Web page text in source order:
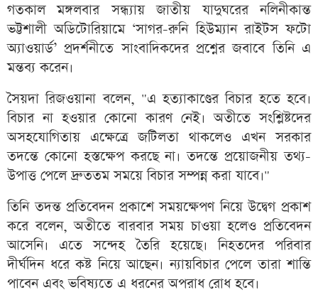
গতকাল মঙ্গলবার সন্ধ্যায় জাতীয় যাদুঘরের নলিনীকান্ত
ভট্টশালী অডিটোরিয়ামে ‘সাগর-রুনি হিউম্যান রাইটস ফটো
অ্যাওয়ার্ড’ প্রদর্শনীতে সাংবাদিকদের প্রশ্নের জবাবে তিনি এ
মন্তব্য করেন।
সৈয়দা রিজওয়ানা বলেন, "এ হত্যাকাণ্ডের বিচার হতে হবে।
বিচার না হওয়ার কোনো কারণ নেই। অতীতে সংশ্লিষ্টদের
অসহযোগিতায় এক্ষেত্রে জটিলতা থাকলেও এখন সরকার
তদন্তে কোনো হস্তক্ষেপ করছে না। তদন্তে প্রয়োজনীয় তথ্য-
উপাত্ত পেলে দ্রুততম সময়ে বিচার সম্পন্ন করা যাবে।"
তিনি তদন্ত প্রতিবেদন প্রকাশে সময়ক্ষেপণ নিয়ে উদ্বেগ প্রকাশ
করে বলেন, অতীতে বারবার সময় চাওয়া হলেও প্রতিবেদন
আসেনি। এতে সন্দেহ তৈরি হয়েছে। নিহতদের পরিবার
দীর্ঘদিন ধরে কষ্ট নিয়ে আছেন। ন্যায়বিচার পেলে তারা শান্তি
পাবেন এবং ভবিষ্যতে এ ধরনের অপরাধ রোধ হবে।